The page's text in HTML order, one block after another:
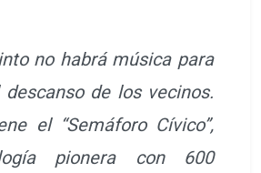
no habrá música para
de los vecinos.
el “Semáforo Cívico”,
pionera con 600